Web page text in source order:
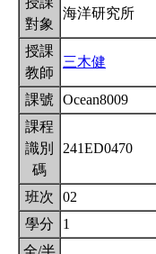
對象
海洋研究所
授課
教師
三木健
課號
Ocean8009
課程
識別
碼
241ED0470
班次
02
學分
1
全/半